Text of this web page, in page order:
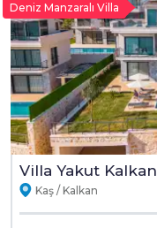
Deniz Manzaralı Villa
Villa Yakut Kalkan
Kaş / Kalkan